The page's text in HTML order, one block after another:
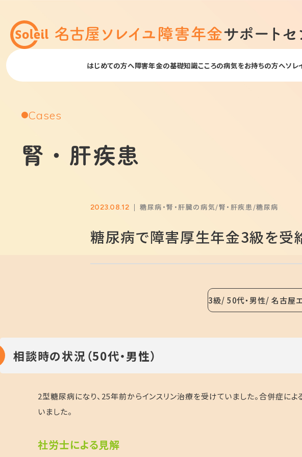
はじめての方へ障害年金の基礎知識こころの病気をお持ちの方へソレ
Cases
腎・肝疾患
2023.08.12 糖尿病・腎・肝臓の病気 腎・肝疾患 糖尿病
糖尿病で障害厚生年金3級を受
3級 50代・男性 名古屋
相談時の状況（50代・男性）
2型糖尿病になり、 25年前からインスリン治療を受けていました。合併症に
いました。
社労士による見解